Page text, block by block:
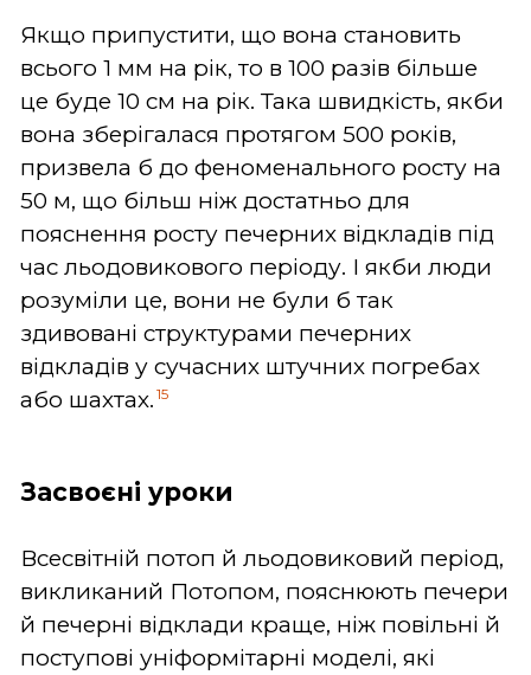
Якщо припустити, що вона становить
всього 1 мм на рік, то в 100 разів більше
це буде 10 см на рік. Така швидкість, якби
вона зберігалася протягом 500 років,
призвела б до феноменального росту на
50 м, що більш ніж достатньо для
пояснення росту печерних відкладів під
час льодовикового періоду. І якби люди
розуміли це, вони не були б так
здивовані структурами печерних
відкладів у сучасних штучних погребах
або шахтах. 15
Засвоєні уроки
Всесвітній потоп й льодовиковий період,
викликаний Потопом, пояснюють печери
й печерні відклади краще, ніж повільні й
поступові уніформітарні моделі, які